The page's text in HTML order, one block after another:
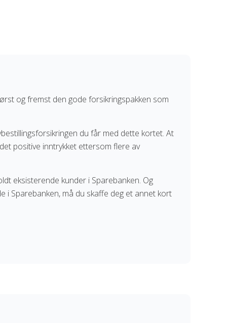
og fremst den gode forsikringspakken som
du får med dette kortet. At
positive inntrykket ettersom flere av
eksisterende kunder i Sparebanken. Og
i Sparebanken, må du skaffe deg et annet kort